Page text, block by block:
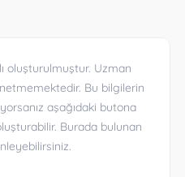
oluşturulmuştur. Uzman
Bu bilgilerin
aşağıdaki butona
Burada bulunan